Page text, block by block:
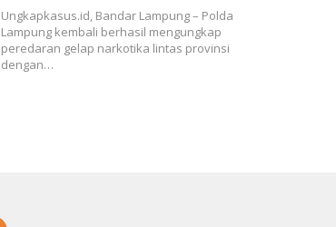
Ungkapkasus.id, Bandar Lampung – Polda
Lampung kembali berhasil mengungkap
peredaran gelap narkotika lintas provinsi
dengan…